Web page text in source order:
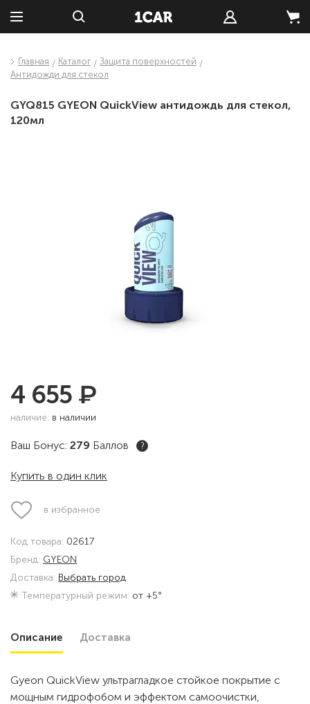
Главная Каталог
Защита поверхностей
Антидожди для стекол
GYQ815 GYEON QuickView антидождь для стекол,
120мл
4 655 ₽
наличие: в наличии
Ваш Бонус: 279 Баллов ?
Купить в один клик
в избранное
Код товара: 02617
Бренд: GYEON
Доставка: Выбрать город
Температурный режим: от +5°
Описание Доставка
Gyeon QuickView ультрагладкое стойкое покрытие с
мощным гидрофобом и эффектом самоочистки,